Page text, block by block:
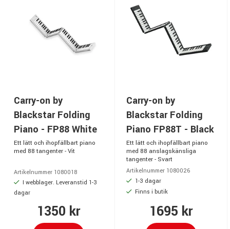
Carry-on by
Blackstar Folding
Piano - FP88 White
Ett lätt och ihopfällbart piano
med 88 tangenter - Vit
Artikelnummer 1080018
I webblager. Leveranstid 1-3
dagar
1350 kr
Carry-on by
Blackstar Folding
Piano FP88T - Black
Ett lätt och ihopfällbart piano
med 88 anslagskänsliga
tangenter - Svart
Artikelnummer 1080026
1-3 dagar
Finns i butik
1695 kr